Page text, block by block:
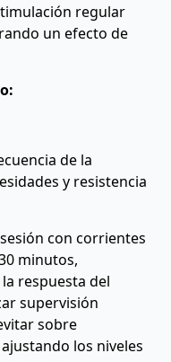
regular
un efecto de
de la
y resistencia
con corrientes
minutos,
respuesta del
supervisión
sobre
los niveles